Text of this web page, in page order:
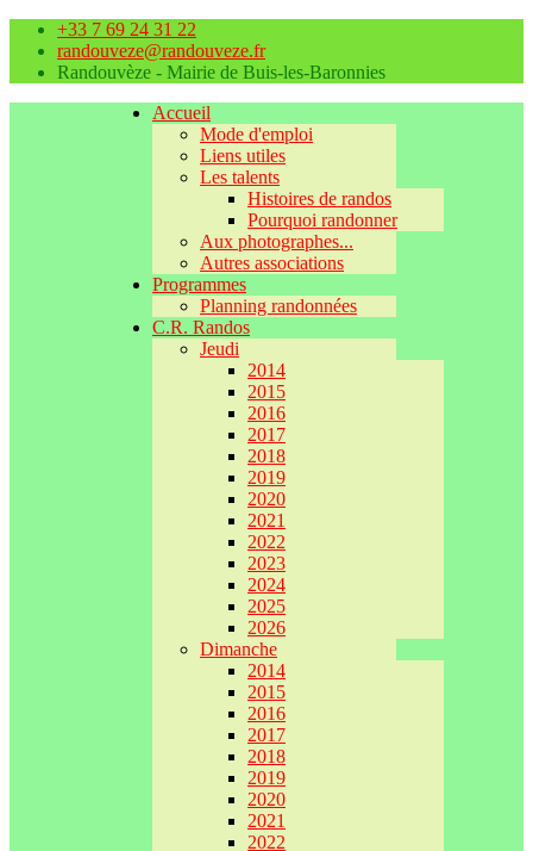
+33 7 69 24 31 22
randouveze@randouveze.fr
Randouvèze - Mairie de Buis-les-Baronnies
Accueil
Mode d'emploi
Liens utiles
Les talents
Histoires de randos
Pourquoi randonner
Aux photographes...
Autres associations
Programmes
Planning randonnées
C.R. Randos
Jeudi
2014
2015
2016
2017
2018
2019
2020
2021
2022
2023
2024
2025
2026
Dimanche
2014
2015
2016
2017
2018
2019
2020
2021
2022